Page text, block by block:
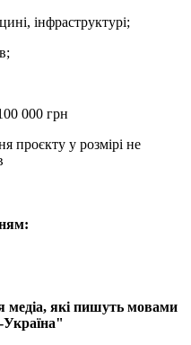
інфраструктурі;
000 грн
проєкту у розмірі не
медіа, які пишуть мовами
Україна"